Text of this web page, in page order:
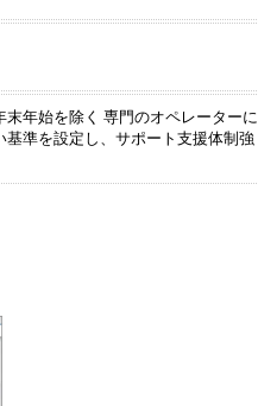
年始を除く 専門のオペレーターに
準を設定し、サポート支援体制強